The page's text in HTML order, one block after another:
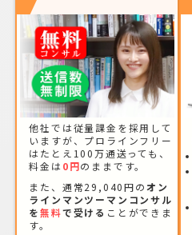
他社では従量課金を採用して
いますが、プロラインフリー
はたとえ100万通送っても、
料金は 0円のままです。
また、通常29,040円のオン
ラインマンツーマンコンサル
を無料で受ける ことができま
す。